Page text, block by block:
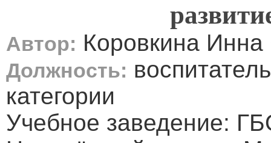
Автор: Коровкина Инна
Должность:
категории
Учебное заведение: